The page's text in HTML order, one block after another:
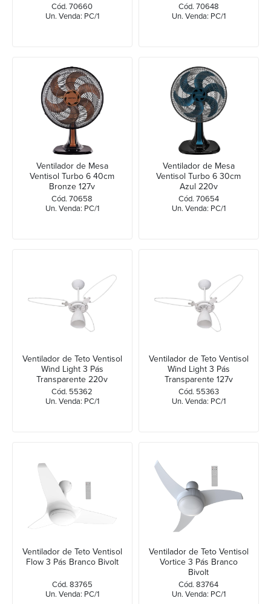
Cód. 70660
Un. Venda: PC/1
Cód. 70648
Un. Venda: PC/1
Ventilador de Mesa
Ventisol Turbo 6 40cm
Bronze 127v
Cód. 70658
Un. Venda: PC/1
Ventilador de Mesa
Ventisol Turbo 6 30cm
Azul 220v
Cód. 70654
Un. Venda: PC/1
Ventilador de Teto Ventisol
Wind Light 3 Pás
Transparente 220v
Cód. 55362
Un. Venda: PC/1
Ventilador de Teto Ventisol
Wind Light 3 Pás
Transparente 127v
Cód. 55363
Un. Venda: PC/1
Ventilador de Teto Ventisol
Flow 3 Pás Branco Bivolt
Cód. 83765
Un. Venda: PC/1
Ventilador de Teto Ventisol
Vortice 3 Pás Branco
Bivolt
Cód. 83764
Un. Venda: PC/1